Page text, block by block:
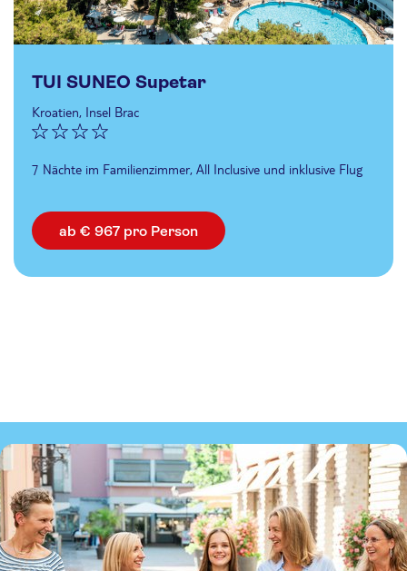
TUI SUNEO Supetar
Kroatien, Insel Brac
7 Nächte im Familienzimmer, All Inclusive und inklusive Flug
ab € 967 pro Person